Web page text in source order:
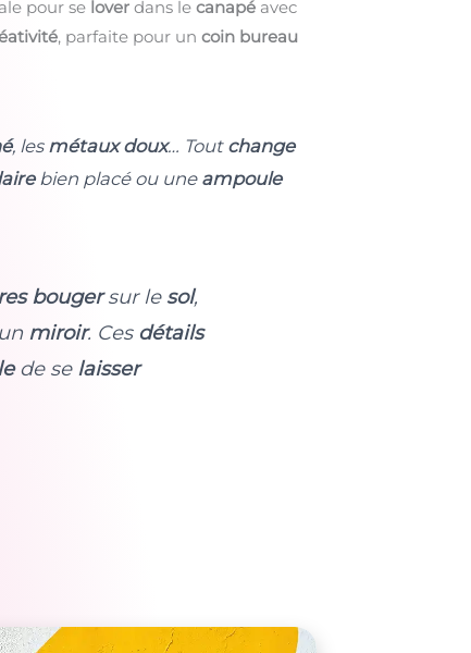
pour se lover dans le canapé avec
, parfaite pour un coin bureau
, les métaux doux… Tout change
bien placé ou une ampoule
bougersur lesol,
miroir. Ces détails
de se laisser